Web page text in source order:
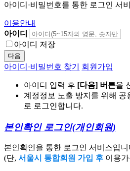
아이디·비밀번호를 통한 로그인 서
이용안내
아이디
아이디 저장
다음
아이디·비밀번호 찾기 회원가입
아이디 입력 후 [다음] 버튼을
계정정보 노출 방지를 위해 공
로 로그인합니다.
본인확인 로그인(개인회원)
본인확인을 통한 로그인 서비스입니
(단, 서울시 통합회원 가입 후 이용